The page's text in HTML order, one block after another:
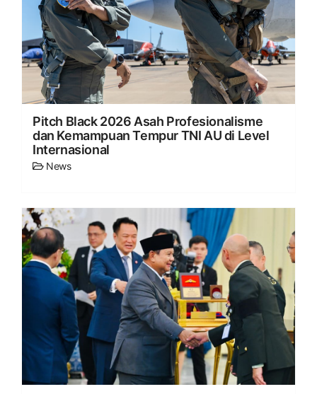
Pitch Black 2026 Asah Profesionalisme
dan Kemampuan Tempur TNI AU di Level
Internasional
News